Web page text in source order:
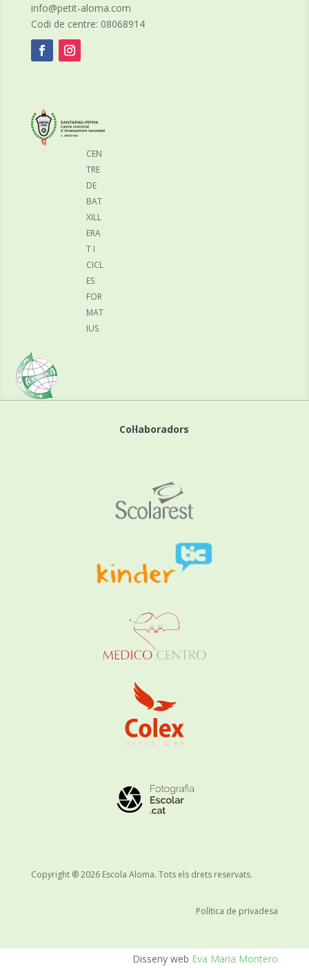
info@petit-aloma.com
Codi de centre: 08068914
CEN
TRE
DE
BAT
XILL
ERA
T I
CICL
ES
FOR
MAT
IUS
Col·laboradors
Copyright ® 2026 Escola Aloma. Tots els drets reservats.
Política de privadesa
Disseny web Eva Maria Montero